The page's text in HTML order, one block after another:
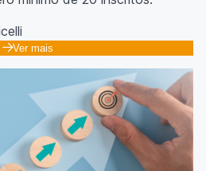
Ver mais